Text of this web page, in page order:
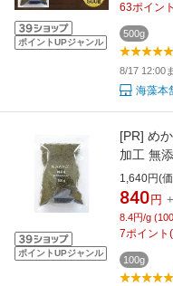
ポイントUPジャンル
63ポイント
500g
8/17 12:00
海藻本
ポイントUPジャンル
[PR] め
加工 無
1,640円(
840 円
8.4円/g
7ポイント (
100g